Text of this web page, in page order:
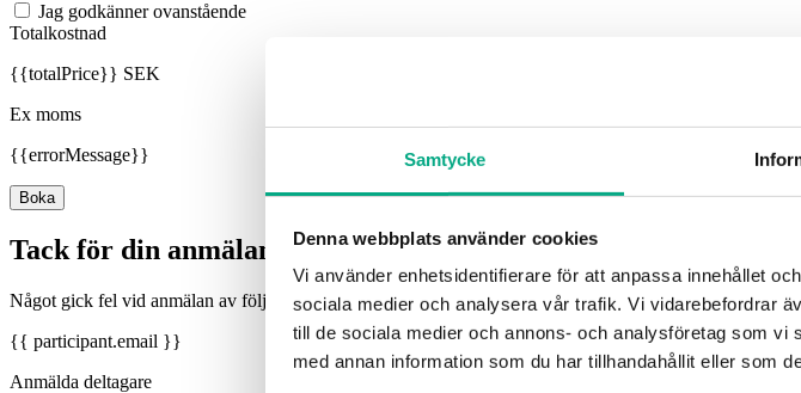
Samtycke
Denna webbplats använder cookies
Vi använder enhetsidentifierare för att anpassa innehållet
sociala medier och analysera vår trafik. Vi vidarebefordrar
till de sociala medier och annons- och analysföretag som
med annan information som du har tillhandahållit eller som
Jag godkänner ovanstående
Totalkostnad
{{totalPrice}} SEK
Ex moms
{{errorMessage}}
Boka
Tack för din anmälan
Något gick fel vid anmälan av följande deltagare. Vill du ha mer information vänligen kontakta
{{ participant.email }}
Anmälda deltagare